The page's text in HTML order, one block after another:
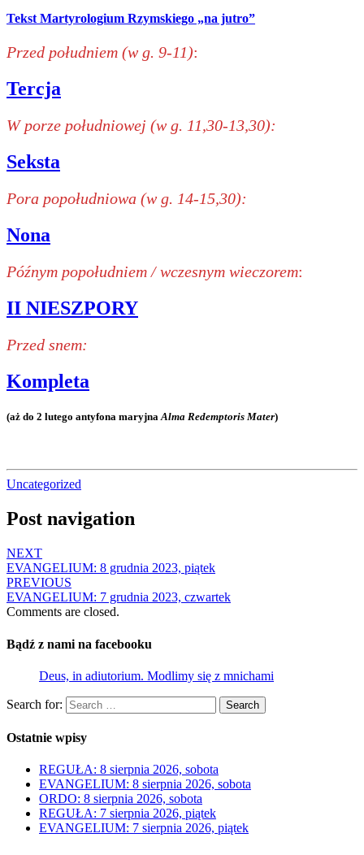
Tekst Martyrologium Rzymskiego „na jutro”
Przed południem (w g. 9-11):
Tercja
W porze południowej (w g. 11,30-13,30):
Seksta
Pora popołudniowa (w g. 14-15,30):
Nona
Późnym popołudniem / wczesnym wieczorem:
II NIESZPORY
Przed snem:
Kompleta
(aż do 2 lutego antyfona maryjnaAlma Redemptoris Mater)
Uncategorized
Post navigation
NEXT
EVANGELIUM: 8 grudnia 2023, piątek
PREVIOUS
EVANGELIUM: 7 grudnia 2023, czwartek
Comments are closed.
Bądź z nami na facebooku
Deus, in adiutorium. Modlimy się z mnichami
Search for: Search
Ostatnie wpisy
REGUŁA: 8 sierpnia 2026, sobota
EVANGELIUM: 8 sierpnia 2026, sobota
ORDO: 8 sierpnia 2026, sobota
REGUŁA: 7 sierpnia 2026, piątek
EVANGELIUM: 7 sierpnia 2026, piątek